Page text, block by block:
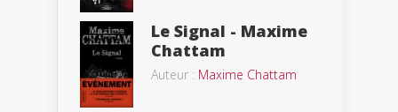
Le Signal - Maxime
Chattam
Auteur : Maxime Chattam